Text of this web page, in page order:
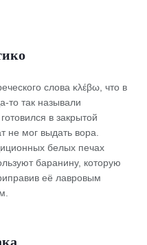
слова κλέβω, что в
то так называли
в закрытой
не мог выдать вора.
белых печах
баранину, которую
её лавровым